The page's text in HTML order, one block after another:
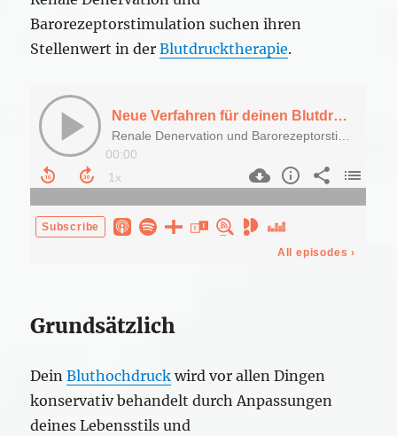
Barorezeptorstimulation suchen ihren
Stellenwert in derBlutdrucktherapie.
Grundsätzlich
DeinBluthochdruck wird vor allen Dingen
konservativ behandelt durch Anpassungen
deines Lebensstils und